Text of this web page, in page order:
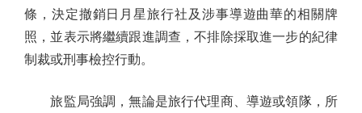
條，決定撤銷日月星旅行社及涉事導遊曲華的相關牌
照，並表示將繼續跟進調查，不排除採取進一步的紀律
制裁或刑事檢控行動。
旅監局強調，無論是旅行代理商、導遊或領隊，所